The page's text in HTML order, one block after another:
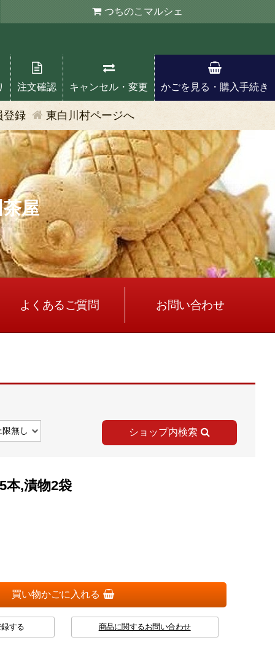
つちのこ マルシェ
注文確認 キャンセル・変更 かごを見る・購入手続き
登録 東白川村ページへ
屋
よくあるご質問 お問い合わせ
ショップ内検索
本,漬物2袋
買い物かごに入れる
する 商品に関するお問い合わせ